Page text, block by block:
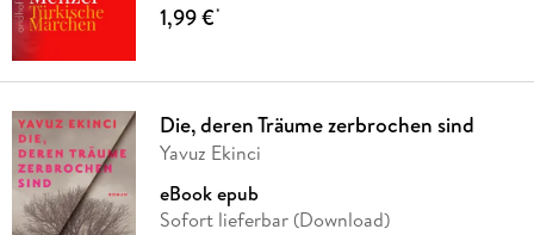
1,99 €*
Die, deren Träume zerbrochen sind
Yavuz Ekinci
eBook epub
Sofort lieferbar (Download)